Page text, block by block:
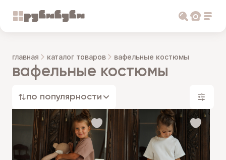
главная каталог товаров вафельные костюмы
вафельные костюмы
по популярности